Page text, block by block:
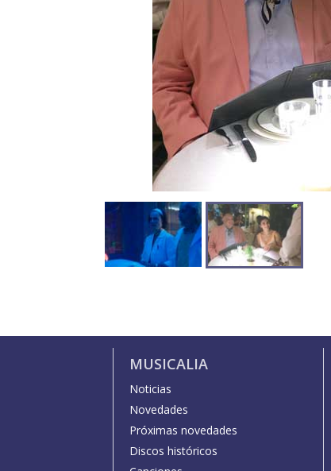
MUSICALIA
Noticias
Novedades
Próximas novedades
Discos históricos